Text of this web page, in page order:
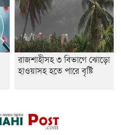
রাজশাহীসহ ৩ বিভাগে ঝোড়ো
হাওয়াসহ হতে পারে বৃষ্টি